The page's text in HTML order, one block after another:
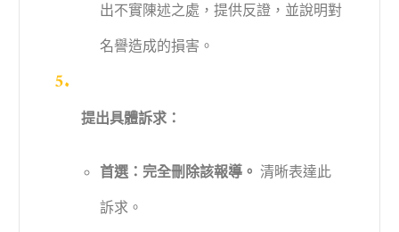
出不實陳述之處，提供反證，並說明對
名譽造成的損害。
提出具體訴求：
首選：完全刪除該報導。 清晰表達此
訴求。